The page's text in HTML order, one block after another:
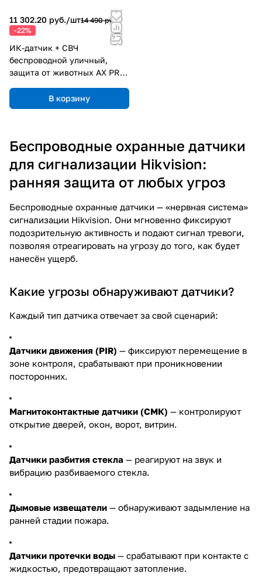
11 302.20 руб./шт14 490 руб.
-22%
ИК-датчик + СВЧ
беспроводной уличный,
защита от животных AX PRO
В корзину
Беспроводные охранные датчики
для сигнализации Hikvision:
ранняя защита от любых угроз
Беспроводные охранные датчики — «нервная система»
сигнализации Hikvision. Они мгновенно фиксируют
подозрительную активность и подают сигнал тревоги,
позволяя отреагировать на угрозу до того, как будет
нанесён ущерб.
Какие угрозы обнаруживают датчики?
Каждый тип датчика отвечает за свой сценарий:
Датчики движения (PIR) — фиксируют перемещение в
зоне контроля, срабатывают при проникновении
посторонних.
Магнитоконтактные датчики (СМК) — контролируют
открытие дверей, окон, ворот, витрин.
Датчики разбития стекла — реагируют на звук и
вибрацию разбиваемого стекла.
Дымовые извещатели — обнаруживают задымление на
ранней стадии пожара.
Датчики протечки воды — срабатывают при контакте с
жидкостью, предотвращают затопление.